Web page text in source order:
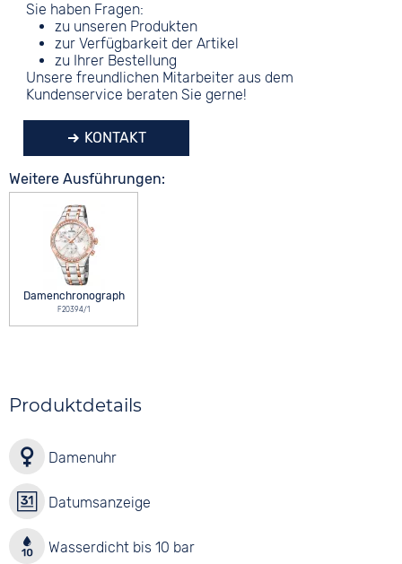
Sie haben Fragen:
zu unseren Produkten
zur Verfügbarkeit der Artikel
zu Ihrer Bestellung
Unsere freundlichen Mitarbeiter aus dem
Kundenservice beraten Sie gerne!
KONTAKT
Weitere Ausführungen:
Damenchronograph
F20394/1
Produktdetails
Damenuhr
Datumsanzeige
Wasserdicht bis 10 bar